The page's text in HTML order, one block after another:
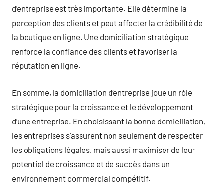
d’entreprise est très importante. Elle détermine la
perception des clients et peut affecter la crédibilité de
la boutique en ligne. Une domiciliation stratégique
renforce la confiance des clients et favoriser la
réputation en ligne.
En somme, la domiciliation d’entreprise joue un rôle
stratégique pour la croissance et le développement
d’une entreprise. En choisissant la bonne domiciliation,
les entreprises s’assurent non seulement de respecter
les obligations légales, mais aussi maximiser de leur
potentiel de croissance et de succès dans un
environnement commercial compétitif.